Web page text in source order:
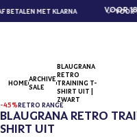
MET KLARNA VOOR
VOOR
HOMEARCHIVE
SALE
BLAUGRANA
RETRO
TRAINING T-
SHIRT UIT |
ZWART
-45%RETRO RANGE
BLAUGRANA RETRO
SHIRT UIT